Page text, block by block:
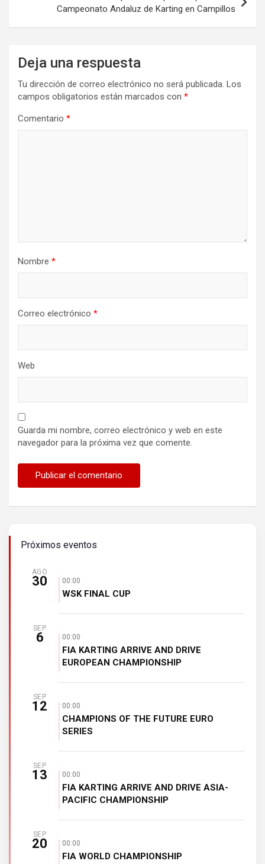
Campeonato Andaluz de Karting en Campillos
Deja una respuesta
Tu dirección de correo electrónico no será publicada. Los
campos obligatorios están marcados con *
Comentario *
Nombre *
Correo electrónico *
Web
Guarda mi nombre, correo electrónico y web en este
navegador para la próxima vez que comente.
Próximos eventos
AGO
30 00:00
WSK FINAL CUP
SEP
6 00:00
FIA KARTING ARRIVE AND DRIVE
EUROPEAN CHAMPIONSHIP
SEP
12 00:00
CHAMPIONS OF THE FUTURE EURO
SERIES
SEP
13 00:00
FIA KARTING ARRIVE AND DRIVE ASIA-
PACIFIC CHAMPIONSHIP
SEP
20 00:00
FIA WORLD CHAMPIONSHIP